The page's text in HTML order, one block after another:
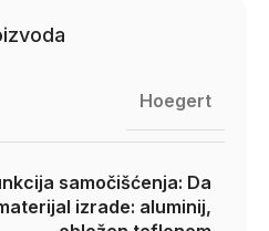
Hoegert
samočišćenja: Da
izrade: aluminij,